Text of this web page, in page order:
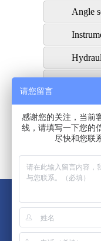
Angle
留言建议
Message
China Branch
Office in
请您留言
感谢您的关注，当前
线，请填写一下您的
尽快和您联